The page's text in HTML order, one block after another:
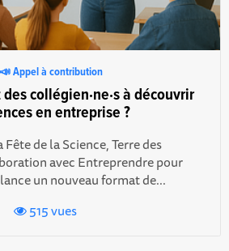
📣 Appel à contribution
collégien·ne·s à découvrir
en entreprise ?
de la Science, Terre des
avec Entreprendre pour
un nouveau format de...
515 vues